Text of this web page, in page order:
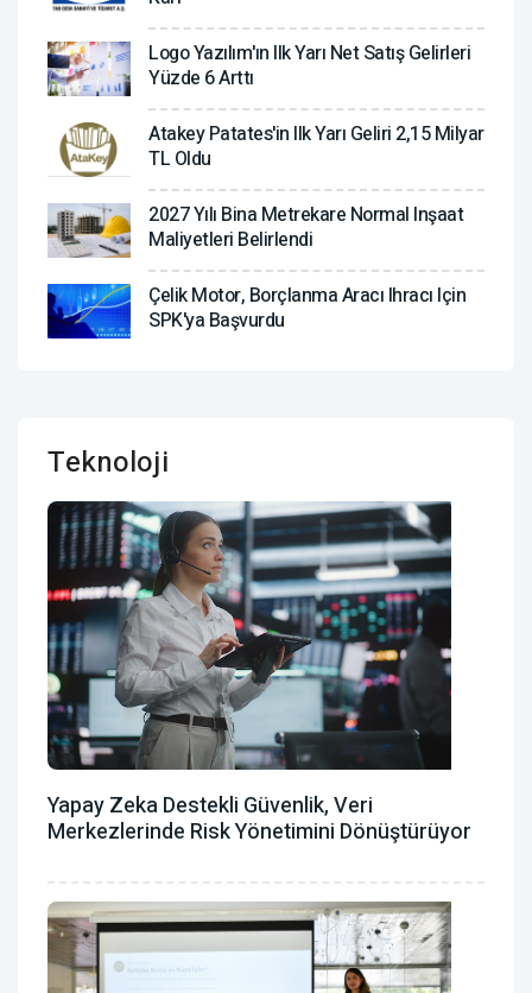
Logo Yazılım'ın Ilk Yarı Net Satış Gelirleri
Yüzde 6 Arttı
Atakey Patates'in Ilk Yarı Geliri 2,15 Milyar
TL Oldu
2027 Yılı Bina Metrekare Normal Inşaat
Maliyetleri Belirlendi
Çelik Motor, Borçlanma Aracı Ihracı Için
SPK'ya Başvurdu
Teknoloji
Yapay Zeka Destekli Güvenlik, Veri
Merkezlerinde Risk Yönetimini Dönüştürüyor